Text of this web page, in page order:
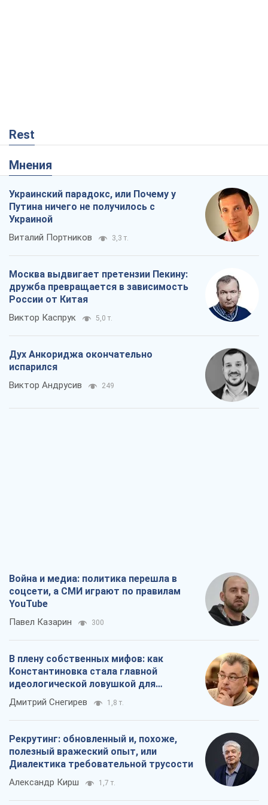
Rest
Мнения
Украинский парадокс, или Почему у
Путина ничего не получилось с
Украиной
Виталий Портников 3,3 т.
Москва выдвигает претензии Пекину:
дружба превращается в зависимость
России от Китая
Виктор Каспрук 5,0 т.
Дух Анкориджа окончательно
испарился
Виктор Андрусив 249
Война и медиа: политика перешла в
соцсети, а СМИ играют по правилам
YouTube
Павел Казарин 300
В плену собственных мифов: как
Константиновка стала главной
идеологической ловушкой для
российских оккупантов
Дмитрий Снегирев 1,8 т.
Рекрутинг: обновленный и, похоже,
полезный вражеский опыт, или
Диалектика требовательной трусости
Александр Кирш 1,7 т.